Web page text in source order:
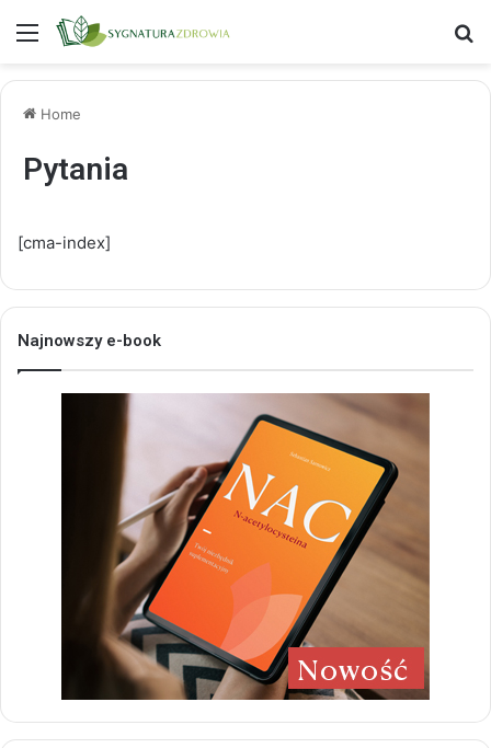
Menu
Home
Pytania
[cma-index]
Najnowszy e-book